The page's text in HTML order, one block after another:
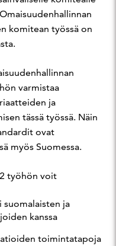
komitean työssä on
varmistaa
ja
tässä työssä. Näin
ovat
myös Suomessa.
työhön voit
ja
kanssa
toimintatapoja